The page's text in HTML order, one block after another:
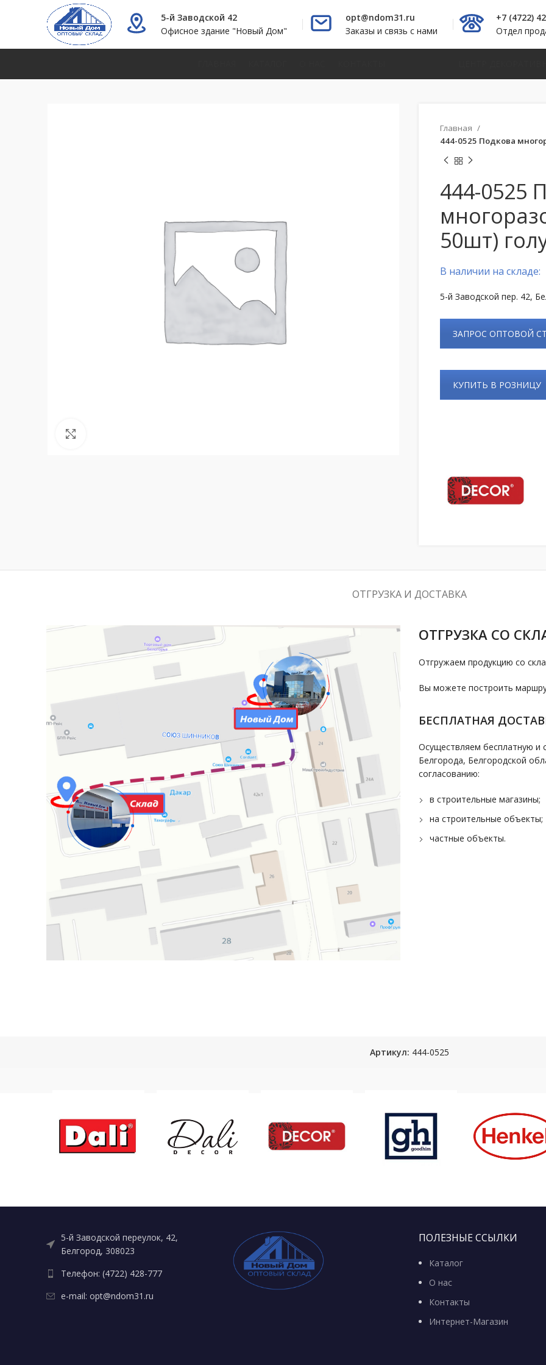
5-й Заводской 42
Офисное здание "Новый Дом"
opt@ndom31.ru
Заказы и связь с нами
+7 (4722)
Отдел
Главная
444-0525 Подкова
444-0525
50шт)
В наличии на складе:
5-й Заводской пер. 42,
ЗАПРОС ОПТОВОЙ
КУПИТЬ В РОЗНИЦУ
ОТГРУЗКА И ДОСТАВКА
ОТГРУЗКА СО
Отгружаем продукцию со
Вы можете построить
БЕСПЛАТНАЯ
Осуществляем бесплатную и
Белгорода, Белгородской
согласованию:
в строительные магазины;
на строительные объекты;
частные объекты.
Артикул: 444-0525
5-й Заводской переулок, 42,
Белгород, 308023
Телефон: (4722) 428-777
e-mail: opt@ndom31.ru
ПОЛЕЗНЫЕ ССЫЛКИ
Каталог
О нас
Контакты
Интернет-Магазин